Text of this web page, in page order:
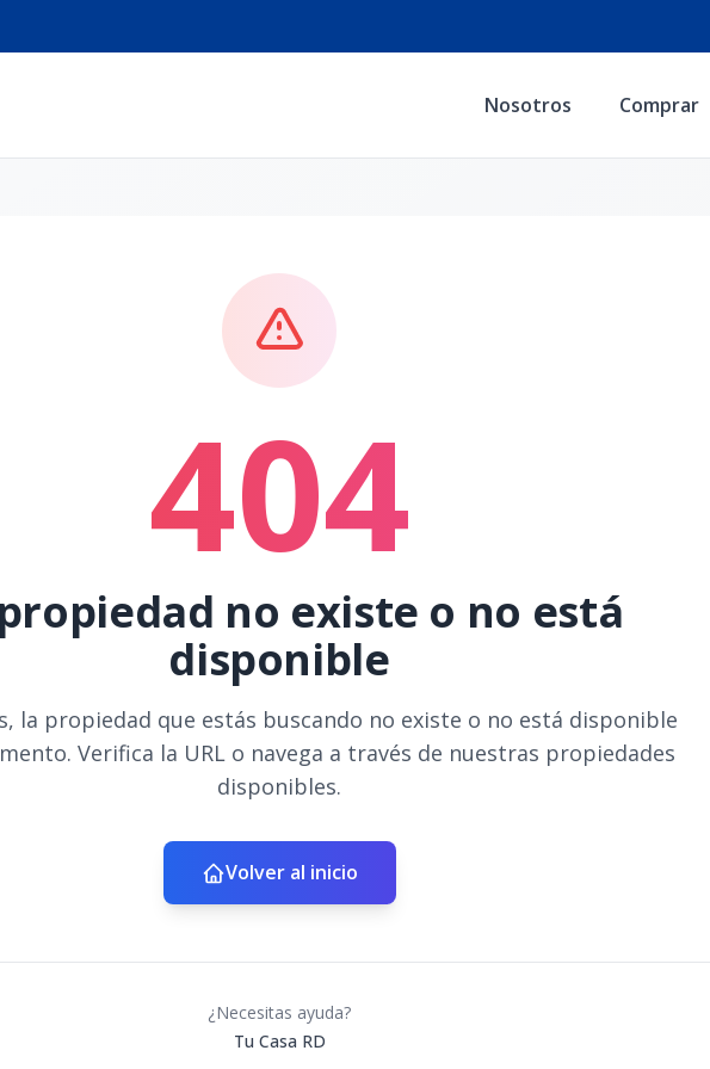
Nosotros Comprar
404
no existe o no está
disponible
la propiedad que estás buscando no existe o no está disponible
Verifica la URL o navega a través de nuestras propiedades
disponibles.
Volver al inicio
¿Necesitas ayuda?
Tu Casa RD